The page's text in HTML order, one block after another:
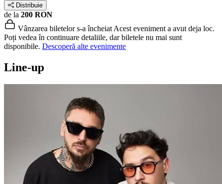
Distribuie
de la 200 RON
Vânzarea biletelor s-a încheiat Acest eveniment a avut deja loc.
Poți vedea în continuare detaliile, dar biletele nu mai sunt
disponibile. Descoperă alte evenimente
Line-up